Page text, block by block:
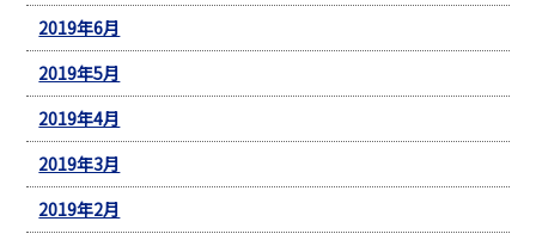
2019年6月
2019年5月
2019年4月
2019年3月
2019年2月